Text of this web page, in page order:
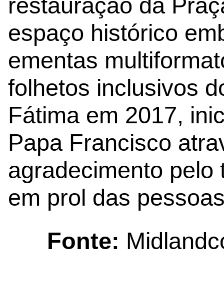
restauração da
espaço histórico
ementas
folhetos inclusivos
Fátima em 2017,
Papa Francisco
agradecimento
em prol das
Fonte: